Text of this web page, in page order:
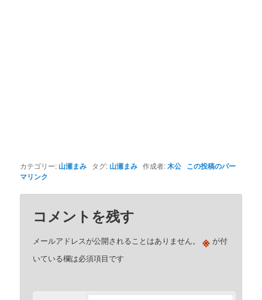
カテゴリー: 山瀬まみ タグ: 山瀬まみ 作成者:木公 この投稿のパー
マリンク
コメントを残す
メールアドレスが公開されることはありません。 ※ が付
いている欄は必須項目です